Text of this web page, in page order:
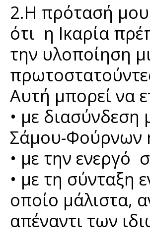
2.H πρότασή μου
ότι η Ικαρία
την υλοποίηση
Αυτή μπορεί να
• με
Σάμου-Φούρνων
• με την
• με τη σύνταξη
οποίο μάλιστα,
απέναντι των